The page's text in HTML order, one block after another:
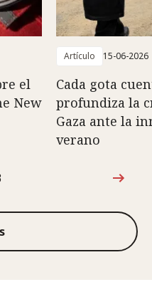
el
New
Artículo 15-06-2026
Cada gota
profundiza la
Gaza ante la
verano